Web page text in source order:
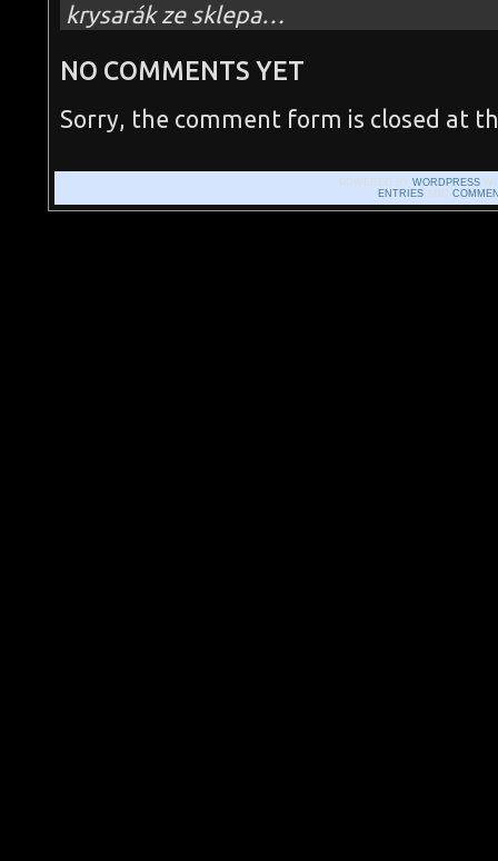
krysarák ze sklepa…
NO COMMENTS YET
Sorry, the comment form is closed at
POWERED BY WORDPRESS
ENTRIESAND